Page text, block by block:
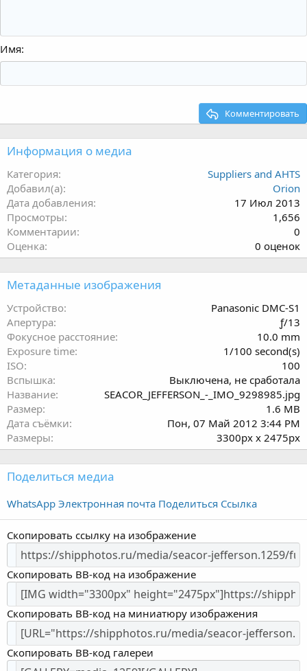
Имя
Комментировать
Информация о медиа
Категория
Suppliers and AHTS
Добавил(а)
Orion
Дата добавления
17 Июл 2013
Просмотры
1,656
Комментарии
0
Оценка
0
.
0
з
ё
з
0 оценок
Метаданные изображения
Устройство
Panasonic DMC-S1
Апертура
ƒ/13
Фокусное расстояние
10.0 mm
Exposure time
1/100 second(s)
ISO
100
Вспышка
Выключена, не сработала
Название
SEACOR_JEFFERSON_-_IMO_9298985.jpg
Размер
1.6 MB
Дата съёмки
Пон, 07 Май 2012 3:44 PM
Размеры
3300px x 2475px
Поделиться медиа
WhatsApp Электронная почта Поделиться Ссылка
Скопировать ссылку на изображение
Скопировать BB-код на изображение
Скопировать BB-код на миниатюру изображения
Скопировать BB-код галереи